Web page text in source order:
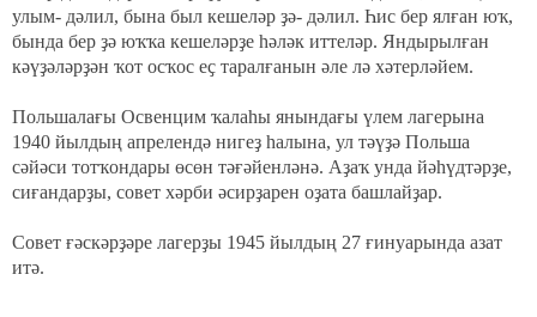
улым- дәлил, бына был кешеләр ҙә- дәлил. Һис бер ялған юҡ,
бында бер ҙә юҡҡа кешеләрҙе һәләк иттеләр. Яндырылған
кәүҙәләрҙән ҡот осҡос еҫ таралғанын әле лә хәтерләйем.
Польшалағы Освенцим ҡалаһы янындағы үлем лагерына
1940 йылдың апрелендә нигеҙ һалына, ул тәүҙә Польша
сәйәси тотҡондары өсөн тәғәйенләнә. Аҙаҡ унда йәһүдтәрҙе,
сиғандарҙы, совет хәрби әсирҙарен оҙата башлайҙар.
Совет ғәскәрҙәре лагерҙы 1945 йылдың 27 ғинуарында азат
итә.